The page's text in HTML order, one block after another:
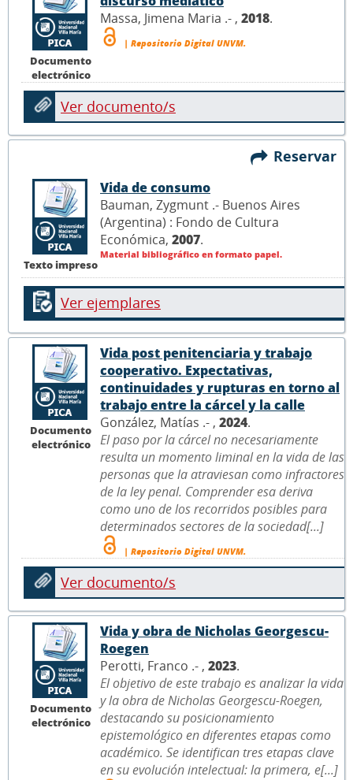
Documento
electrónico
Massa, Jimena Maria .- , 2018.
| Repositorio Digital UNVM.
Ver documento/s
Reservar
Texto impreso
Vida de consumo
Bauman, Zygmunt .- Buenos Aires
(Argentina) : Fondo de Cultura
Económica, 2007.
Material bibliográfico en formato papel.
Ver ejemplares
Documento
electrónico
Vida post penitenciaria y trabajo
cooperativo. Expectativas,
continuidades y rupturas en torno al
trabajo entre la cárcel y la calle
González, Matías .- , 2024.
El paso por la cárcel no necesariamente
resulta un momento liminal en la vida de las
personas que la atraviesan como infractores
de la ley penal. Comprender esa deriva
como uno de los recorridos posibles para
determinados sectores de la sociedad[...]
| Repositorio Digital UNVM.
Ver documento/s
Documento
electrónico
Vida y obra de Nicholas Georgescu-
Roegen
Perotti, Franco .- , 2023.
El objetivo de este trabajo es analizar la vida
y la obra de Nicholas Georgescu-Roegen,
destacando su posicionamiento
epistemológico en diferentes etapas como
académico. Se identifican tres etapas clave
en su evolución intelectual: la primera, e[...]